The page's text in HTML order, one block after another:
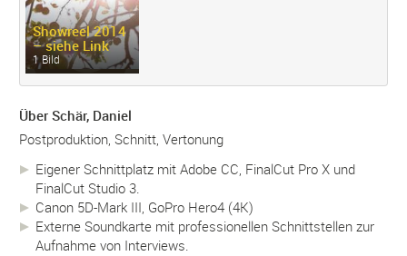
Showreel 2014
– siehe Link
1 Bild
Über Schär, Daniel
Postproduktion, Schnitt, Vertonung
Eigener Schnittplatz mit Adobe CC, FinalCut Pro X und
FinalCut Studio 3.
Canon 5D-Mark III, GoPro Hero4 (4K)
Externe Soundkarte mit professionellen Schnittstellen zur
Aufnahme von Interviews.